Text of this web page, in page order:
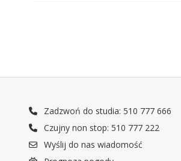
Zadzwoń do studia: 510 777 666
Czujny non stop: 510 777 222
Wyślij do nas wiadomość